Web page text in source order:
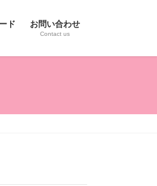
ド お問い合わせ
Contact us